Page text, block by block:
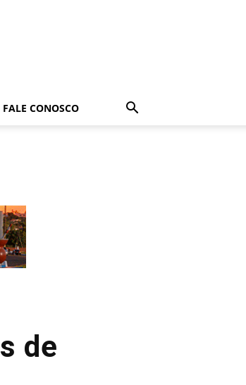
FALE CONOSCO
de